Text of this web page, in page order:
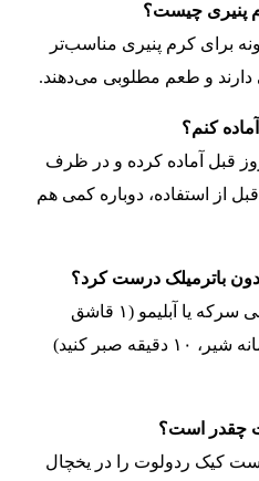
پنیری چیست؟
برای کرم پنیری مناسب‌تر
دارند و طعم مطلوبی می‌دهند.
کنم؟
کرم پنیری را می‌توانید تا ۲ روز قبل آماده کرده و در ظرف
از استفاده، دوباره کمی هم
باترمیلک درست کرد؟
می‌توانید باترمیلک را با شیر و کمی سرکه یا آبلیمو (۱ قاشق
غذاخوری آبلیمو یا سرکه در ۱ پیمانه شیر، ۱۰ دقیقه صبر کنید)
چقدر است؟
است کیک ردولوت را در یخچال